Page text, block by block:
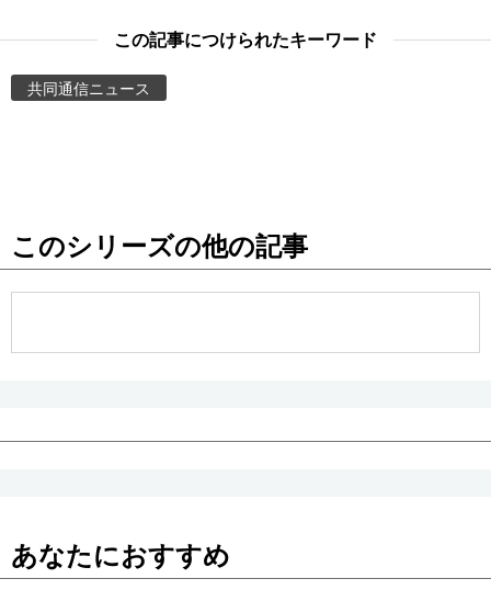
お知らせ
この記事につけられたキーワード
共同通信ニュース
このシリーズの他の記事
あなたにおすすめ